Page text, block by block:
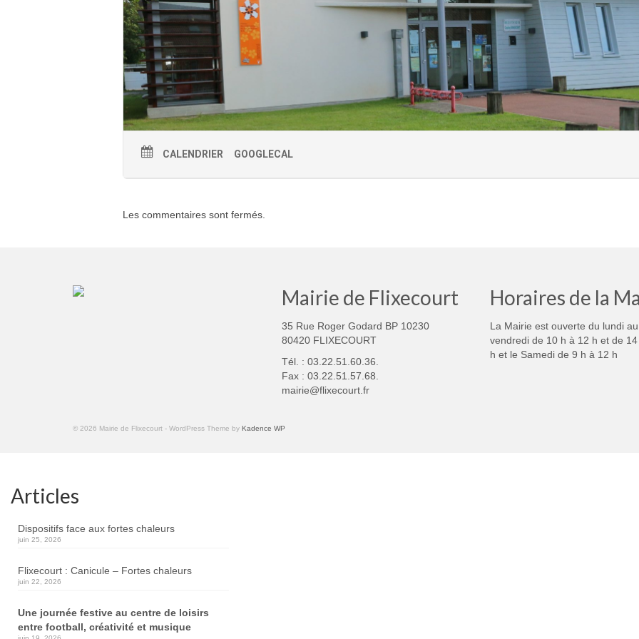
CALENDRIER GOOGLECAL
Les commentaires sont fermés.
Mairie de Flixecourt
35 Rue Roger Godard BP 10230
80420 FLIXECOURT
Tél. : 03.22.51.60.36.
Fax : 03.22.51.57.68.
mairie@flixecourt.fr
Horaires de la
La Mairie est ouverte du lundi au
vendredi de 10 h à 12 h et de
h et le Samedi de 9 h à 12 h
© 2026 Mairie de Flixecourt - WordPress Theme by Kadence WP
Articles
Dispositifs face aux fortes chaleurs
juin 25, 2026
Flixecourt : Canicule – Fortes chaleurs
juin 22, 2026
Une journée festive au centre de loisirs
entre football, créativité et musique